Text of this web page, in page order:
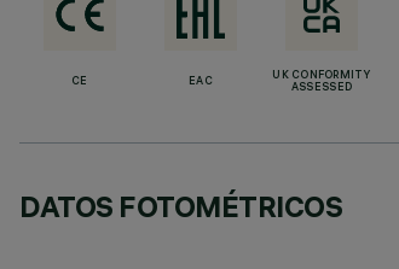
CE EAC
UK CONFORMITY
ASSESSED
DATOS FOTOMÉTRICOS